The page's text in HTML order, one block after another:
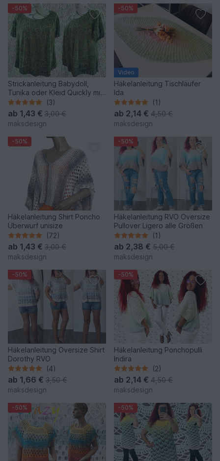
-50%
Strickanleitung Babydoll,
Tunika oder Kleid Quickly mit
Rundpasse
(3)
ab 1,43 € 3,00 €
maksdesign
-50%
Video
Häkelanleitung Tischläufer
Ida
(1)
ab 2,14 € 4,50 €
maksdesign
-50%
Häkelanleitung Shirt Poncho
Überwurf unisize
(72)
ab 1,43 € 3,00 €
maksdesign
-50%
Häkelanleitung RVO Oversize
Pullover Ligero alle Größen
(1)
ab 2,38 € 5,00 €
maksdesign
-50%
Häkelanleitung Oversize Shirt
Dorothy RVO
(4)
ab 1,66 € 3,50 €
maksdesign
-50%
Häkelanleitung Ponchopulli
Indira
(2)
ab 2,14 € 4,50 €
maksdesign
-50% -50%